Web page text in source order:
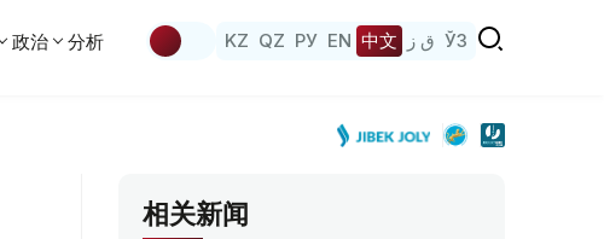
政治 分析 KZ QZ РУ EN 中文 ق ز ЎЗ
相关新闻